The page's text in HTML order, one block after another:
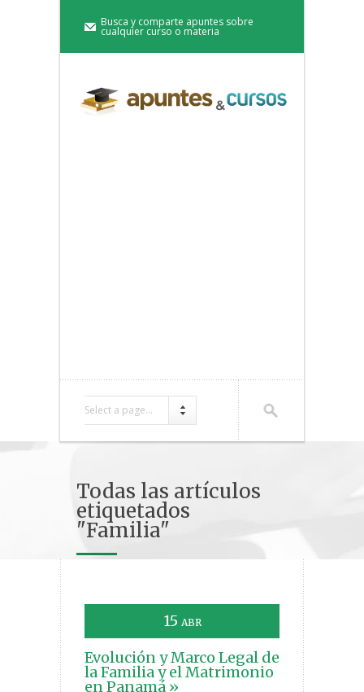
Busca y comparte apuntes sobre
cualquier curso o materia
Select a page...
Todas las artículos
etiquetados
"Familia"
15 ABR
Evolución y Marco Legal de
la Familia y el Matrimonio
en Panamá »